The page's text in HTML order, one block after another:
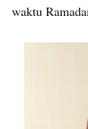
waktu